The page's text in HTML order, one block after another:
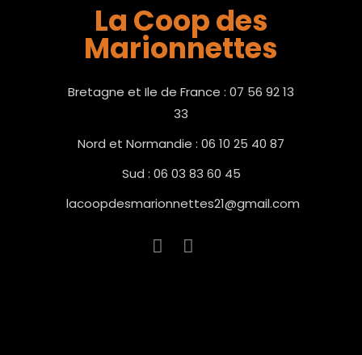
La Coop des
Marionnettes
Bretagne et Ile de France : 07 56 92 13
33
Nord et Normandie : 06 10 25 40 87
Sud : 06 03 83 60 45
lacoopdesmarionnettes21@gmail.com